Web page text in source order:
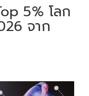
5% โลก
จาก